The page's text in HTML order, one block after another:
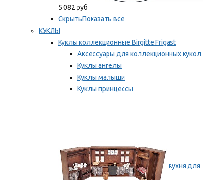
5 082 руб
СкрытьПоказать все
КУКЛЫ
Куклы коллекционные Birgitte Frigast
Аксессуары для коллекционных кукол
Куклы ангелы
Куклы малыши
Куклы принцессы
Кухня для